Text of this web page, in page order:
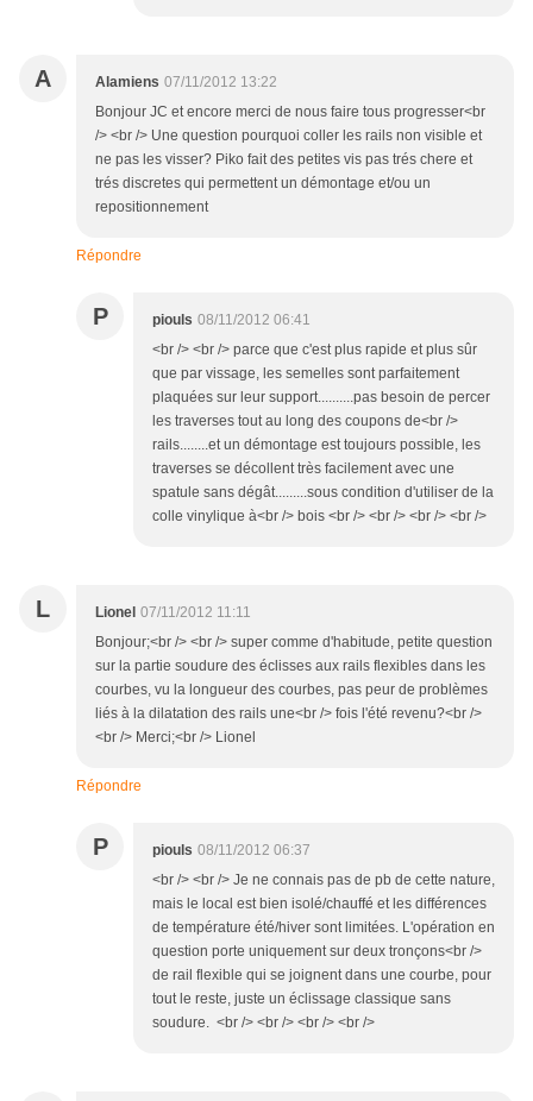
A Alamiens 07/11/2012 13:22
Bonjour JC et encore merci de nous faire tous progresser<br
/> <br /> Une question pourquoi coller les rails non visible et
ne pas les visser? Piko fait des petites vis pas trés chere et
trés discretes qui permettent un démontage et/ou un
repositionnement
Répondre
P piouls 08/11/2012 06:41
<br /> <br /> parce que c'est plus rapide et plus sûr
que par vissage, les semelles sont parfaitement
plaquées sur leur support..........pas besoin de percer
les traverses tout au long des coupons de<br />
rails........et un démontage est toujours possible, les
traverses se décollent très facilement avec une
spatule sans dégât.........sous condition d'utiliser de la
colle vinylique à<br /> bois <br /> <br /> <br /> <br />
L Lionel 07/11/2012 11:11
Bonjour;<br /> <br /> super comme d'habitude, petite question
sur la partie soudure des éclisses aux rails flexibles dans les
courbes, vu la longueur des courbes, pas peur de problèmes
liés à la dilatation des rails une<br /> fois l'été revenu?<br />
<br /> Merci;<br /> Lionel
Répondre
P piouls 08/11/2012 06:37
<br /> <br /> Je ne connais pas de pb de cette nature,
mais le local est bien isolé/chauffé et les différences
de température été/hiver sont limitées. L'opération en
question porte uniquement sur deux tronçons<br />
de rail flexible qui se joignent dans une courbe, pour
tout le reste, juste un éclissage classique sans
soudure. <br /> <br /> <br /> <br />